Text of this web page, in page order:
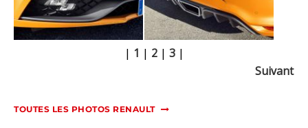
| 1 | 2| 3|
Suivant
TOUTES LES PHOTOS RENAULT